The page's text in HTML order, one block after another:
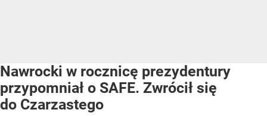
Nawrocki w rocznicę prezydentury
przypomniał o SAFE. Zwrócił się
do Czarzastego